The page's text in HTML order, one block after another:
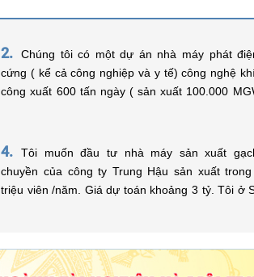
2.
Chúng tôi có một dự án nhà máy phát
cứng ( kể cả công nghiệp và y tế) công nghệ
công xuất 600 tấn ngày ( sản xuất 100.000
vốn đầu tư 60 triệu USD. Xin được hỏi có thể xin
4.
Tôi muốn đầu tư nhà máy sản xuất
chuyền của công ty Trung Hậu sản xuất
triệu viên /năm. Giá dự toán khoảng 3 tỷ. Tôi ở
vốn của quỹ bảo vệ môi trường việt Nam